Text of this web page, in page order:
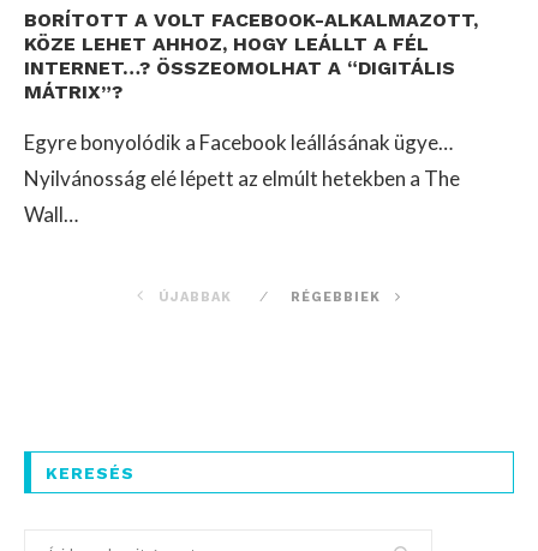
BORÍTOTT A VOLT FACEBOOK-ALKALMAZOTT,
KÖZE LEHET AHHOZ, HOGY LEÁLLT A FÉL
INTERNET…? ÖSSZEOMOLHAT A “DIGITÁLIS
MÁTRIX”?
Egyre bonyolódik a Facebook leállásának ügye…
Nyilvánosság elé lépett az elmúlt hetekben a The
Wall…
ÚJABBAK RÉGEBBIEK
KERESÉS